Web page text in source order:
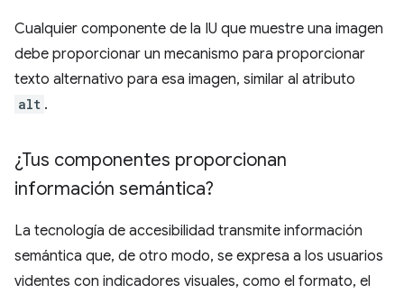
Cualquier componente de la IU que muestre una imagen
debe proporcionar un mecanismo para proporcionar
texto alternativo para esa imagen, similar al atributo
alt .
¿Tus componentes proporcionan
información semántica?
La tecnología de accesibilidad transmite información
semántica que, de otro modo, se expresa a los usuarios
videntes con indicadores visuales, como el formato, el